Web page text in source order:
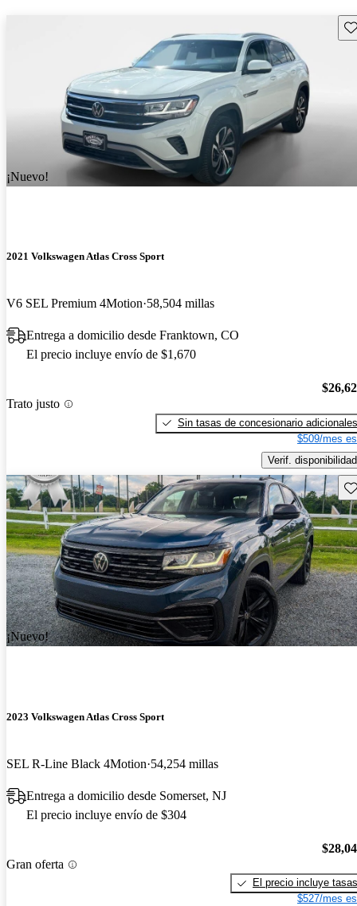
¡Nuevo!
2021 Volkswagen Atlas Cross Sport
V6 SEL Premium 4Motion 58,504 millas
Entrega a domicilio desde Franktown, CO
El precio incluye envío de $1,670
Trato justo
Sin tasas de concesionario adicionales
$509/mes
Verif. disponibilidad
¡Nuevo!
2023 Volkswagen Atlas Cross Sport
SEL R-Line Black 4Motion 54,254 millas
Entrega a domicilio desde Somerset, NJ
El precio incluye envío de $304
Gran oferta
El precio incluye tasas
$527/mes